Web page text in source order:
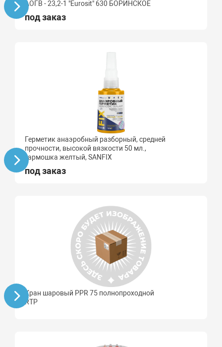
АОГВ - 23,2-1 "Eurosit" 630 БОРИНСКОЕ
под заказ
Герметик анаэробный разборный, средней
прочности, высокой вязкости 50 мл.,
гармошка желтый, SANFIX
под заказ
Кран шаровый PPR 75 полнопроходной
RTP